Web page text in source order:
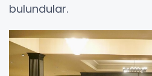
bulundular.